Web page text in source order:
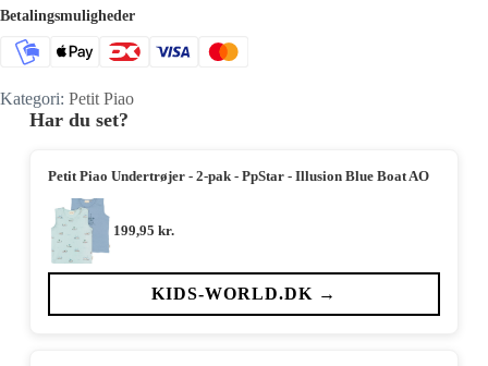
Betalingsmuligheder
Kategori: Petit Piao
Har du set?
Petit Piao Undertrøjer - 2-pak - PpStar - Illusion Blue Boat AO
199,95 kr.
KIDS-WORLD.DK →